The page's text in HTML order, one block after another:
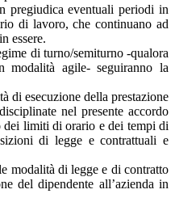
pregiudica eventuali periodi in
di lavoro, che continuano ad
essere.
di turno/semiturno -qualora
agile- seguiranno la
di esecuzione della prestazione
nel presente accordo
dei limiti di orario e dei tempi di
di legge e contrattuali e
modalità di legge e di contratto
del dipendente all’azienda in